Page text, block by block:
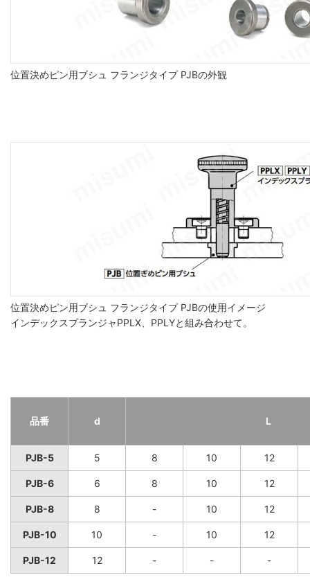
位置決めピン用ブシュ フランジタイプ PJBの外観
位置決めピン用ブシュ フランジタイプ PJBの使用イメージ
インデックスプランジャPPLX、PPLYと組み合わせて。
品番 d L
PJB-5 5 8 10 12
PJB-6 6 8 10 12
PJB-8 8 - 10 12
PJB-10 10 - 10 12
PJB-12 12 - - -